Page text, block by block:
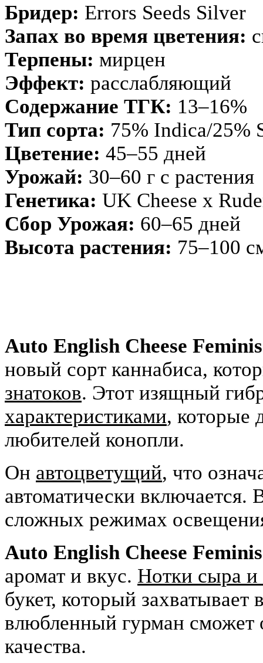
Бридер: Errors Seeds Silver
Запах во время цветения:
Терпены: мирцен
Эффект: расслабляющий
Содержание ТГК: 13–16%
Тип сорта: 75% Indica/25%
Цветение: 45–55 дней
Урожай: 30–60 г с растения
Генетика: UK Cheese x
Сбор Урожая: 60–65 дней
Высота растения: 75–100
Auto English Cheese
новый сорт каннабиса,
знатоков. Этот изящный
характеристиками, которые
любителей конопли.
Он автоцветущий, что
автоматически
сложных режимах
Auto English Cheese
аромат и вкус. Нотки сыра и
букет, который
влюбленный гурман сможет
качества.